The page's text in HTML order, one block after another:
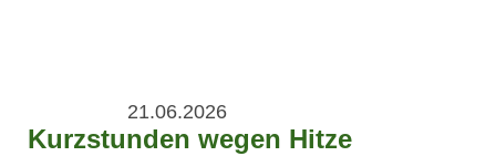
21.06.2026
Kurzstunden wegen Hitze